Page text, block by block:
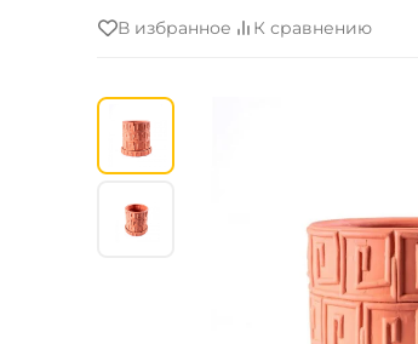
В избранное К сравнению